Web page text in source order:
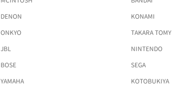
DENON
ONKYO
JBL
BOSE
YAMAHA
KONAMI
TAKARA TOMY
NINTENDO
SEGA
KOTOBUKIYA